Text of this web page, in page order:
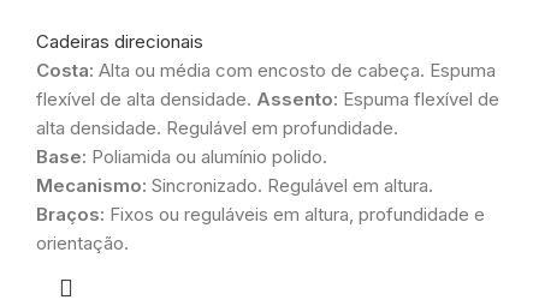
Cadeiras direcionais
Costa: Alta ou média com encosto de cabeça. Espuma
flexível de alta densidade. Assento: Espuma flexível de
alta densidade. Regulável em profundidade.
Base: Poliamida ou alumínio polido.
Mecanismo: Sincronizado. Regulável em altura.
Braços: Fixos ou reguláveis em altura, profundidade e
orientação.